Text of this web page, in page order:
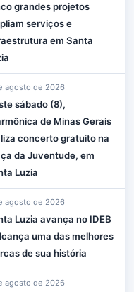
grandes projetos
serviços e
em Santa
agosto de 2026
sábado (8),
de Minas Gerais
concerto gratuito na
da Juventude, em
Luzia
agosto de 2026
Luzia avança no IDEB
uma das melhores
de sua história
agosto de 2026